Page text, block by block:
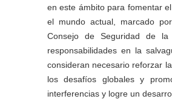
en este ámbito para fomentar
el mundo actual, marcado
Consejo de Seguridad de la
responsabilidades en la
consideran necesario reforzar
los desafíos globales y
interferencias y logre un